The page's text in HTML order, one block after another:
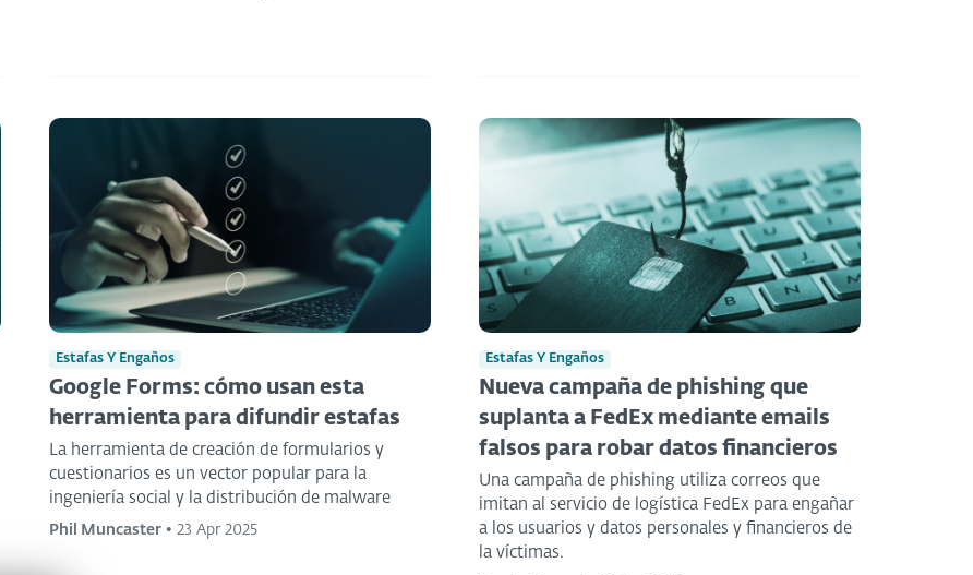
Estafas Y Engaños
Google Forms: cómo usan esta
herramienta para difundir estafas
La herramienta de creación de formularios y
cuestionarios es un vector popular para la
ingeniería social y la distribución de malware
Phil Muncaster • 23 Apr 2025
Estafas Y Engaños
Nueva campaña de phishing que
suplanta a FedEx mediante emails
falsos para robar datos financieros
Una campaña de phishing utiliza correos que
imitan al servicio de logística FedEx para engañar
a los usuarios y datos personales y financieros de
la víctimas.